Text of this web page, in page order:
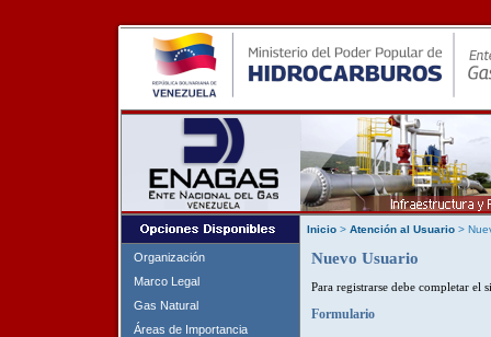
Inicio > Atención al Usuario >
Organización
Marco Legal
Gas Natural
Áreas de Importancia
Nuevo Usuario
Para registrarse debe completar el
Formulario